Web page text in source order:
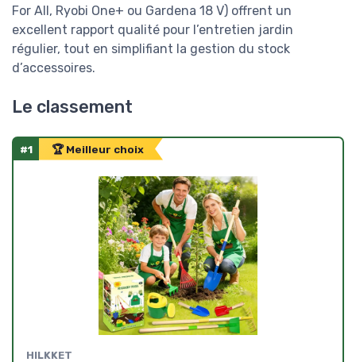
For All, Ryobi One+ ou Gardena 18 V) offrent un
excellent rapport qualité pour l’entretien jardin
régulier, tout en simplifiant la gestion du stock
d’accessoires.
Le classement
#1 🏆 Meilleur choix
HILKKET